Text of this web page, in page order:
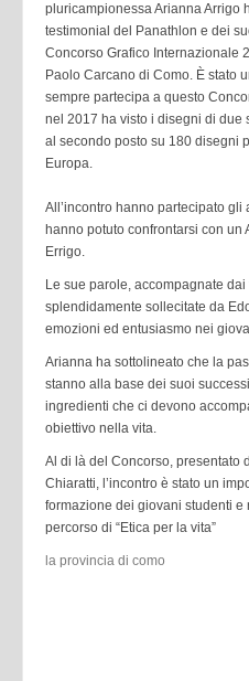
pluricampionessa Arianna Arrigo
testimonial del Panathlon e dei
Concorso Grafico Internazionale
Paolo Carcano di Como. È stato
sempre partecipa a questo
nel 2017 ha visto i disegni di due
al secondo posto su 180 disegni
Europa.
All’incontro hanno partecipato gli
hanno potuto confrontarsi con un
Errigo.
Le sue parole, accompagnate
splendidamente sollecitate da
emozioni ed entusiasmo nei
Arianna ha sottolineato che la
stanno alla base dei suoi
ingredienti che ci devono
obiettivo nella vita.
Al di là del Concorso, presentato
Chiaratti, l’incontro è stato un
formazione dei giovani studenti
percorso di “Etica per la vita”
la provincia di como